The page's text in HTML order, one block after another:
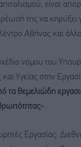
είναι
της να κηρύξει
Αθήνας και
νόμου του
Υγείας στην
τα θεμελιώδη
».
Εργασίας: